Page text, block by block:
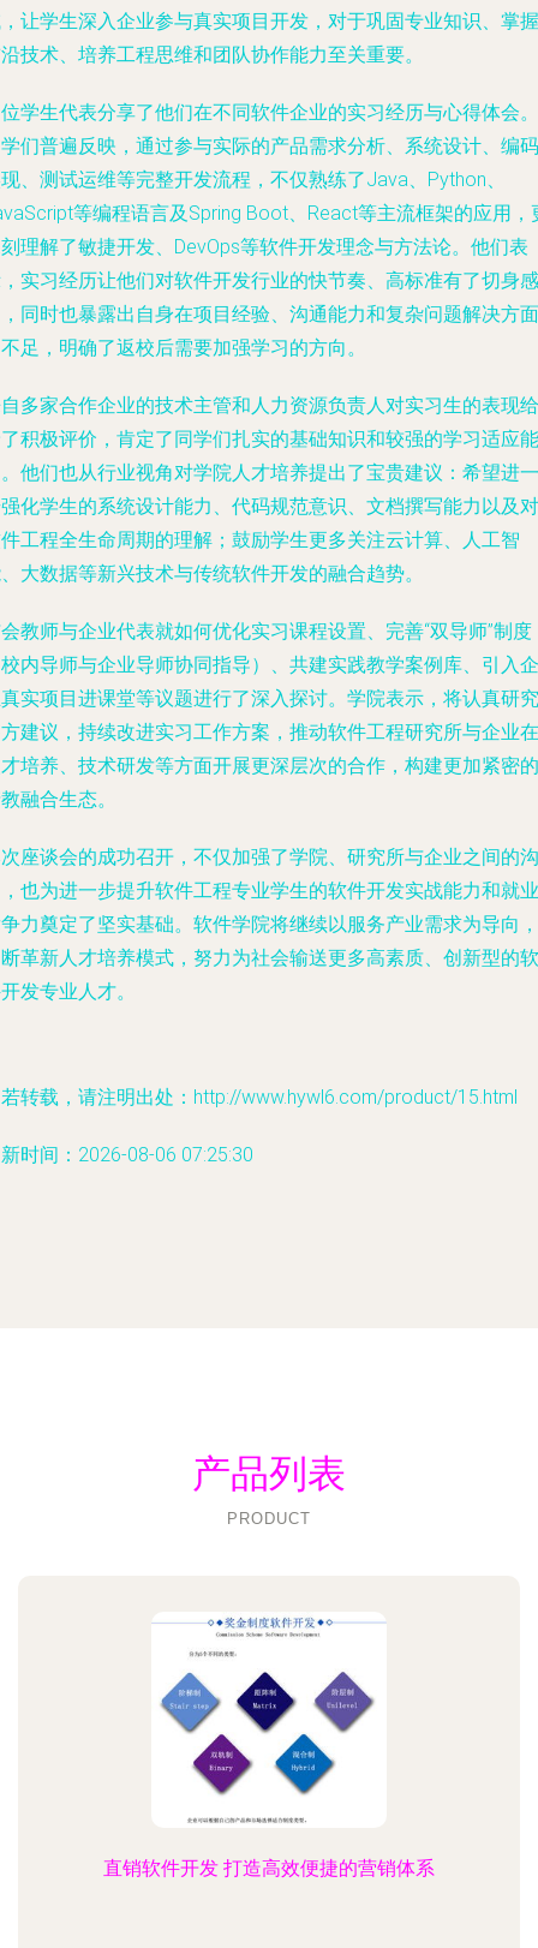
让学生深入企业参与真实项目开发，对于巩固专业知识、掌握
技术、培养工程思维和团队协作能力至关重要。
学生代表分享了他们在不同软件企业的实习经历与心得体会。
们普遍反映，通过参与实际的产品需求分析、系统设计、编码
、测试运维等完整开发流程，不仅熟练了Java、Python、
等编程语言及Spring Boot、React等主流框架的应用，
理解了敏捷开发、DevOps等软件开发理念与方法论。他们表
实习经历让他们对软件开发行业的快节奏、高标准有了切身感
同时也暴露出自身在项目经验、沟通能力和复杂问题解决方面
足，明确了返校后需要加强学习的方向。
多家合作企业的技术主管和人力资源负责人对实习生的表现给
积极评价，肯定了同学们扎实的基础知识和较强的学习适应能
他们也从行业视角对学院人才培养提出了宝贵建议：希望进一
化学生的系统设计能力、代码规范意识、文档撰写能力以及对
工程全生命周期的理解；鼓励学生更多关注云计算、人工智
大数据等新兴技术与传统软件开发的融合趋势。
教师与企业代表就如何优化实习课程设置、完善“双导师”制度
内导师与企业导师协同指导）、共建实践教学案例库、引入企
实项目进课堂等议题进行了深入探讨。学院表示，将认真研究
建议，持续改进实习工作方案，推动软件工程研究所与企业在
培养、技术研发等方面开展更深层次的合作，构建更加紧密的
融合生态。
座谈会的成功召开，不仅加强了学院、研究所与企业之间的沟
也为进一步提升软件工程专业学生的软件开发实战能力和就业
力奠定了坚实基础。软件学院将继续以服务产业需求为导向，
革新人才培养模式，努力为社会输送更多高素质、创新型的软
发专业人才。
转载，请注明出处：http://www.hywl6.com/product/15.html
时间：2026-08-06 07:25:30
产品列表
PRODUCT
直销软件开发 打造高效便捷的营销体系